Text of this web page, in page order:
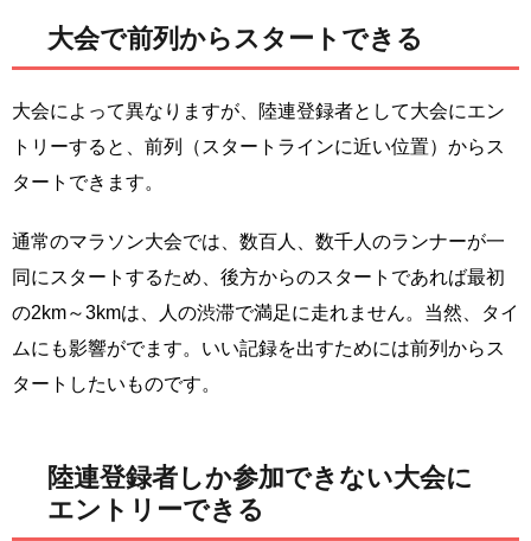
大会で前列からスタートできる
大会によって異なりますが、陸連登録者として大会にエン
トリーすると、前列（スタートラインに近い位置）からス
タートできます。
通常のマラソン大会では、数百人、数千人のランナーが一
同にスタートするため、後方からのスタートであれば最初
の2km～3kmは、人の渋滞で満足に走れません。当然、タイ
ムにも影響がでます。いい記録を出すためには前列からス
タートしたいものです。
陸連登録者しか参加できない大会に
エントリーできる